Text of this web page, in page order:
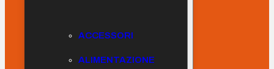
ACCESSORI
ALIMENTAZIONE